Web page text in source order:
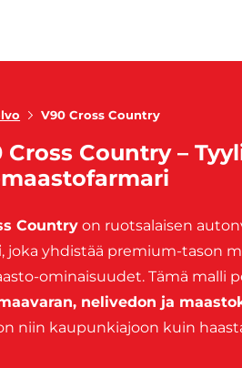
V90 Cross Country
Cross Country –
Country on ruotsalaisen
, joka yhdistää premium-tason
ominaisuudet. Tämä malli
nelivedon ja
niin kaupunkiajoon kuin